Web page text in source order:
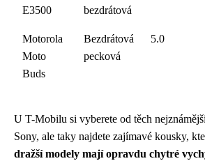
E3500
bezdrátová
Motorola
Moto
Buds
Bezdrátová
pecková
5.0
U T-Mobilu si vyberete od těch
Sony, ale taky najdete zajímavé kousky,
dražší modely mají opravdu chytré